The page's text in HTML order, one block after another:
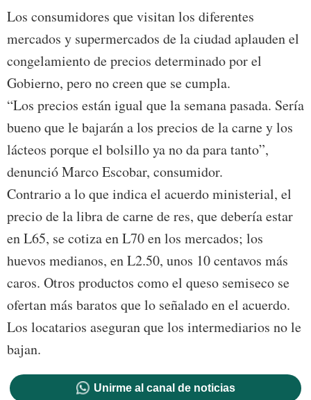
Los consumidores que visitan los diferentes
mercados y supermercados de la ciudad aplauden el
congelamiento de precios determinado por el
Gobierno, pero no creen que se cumpla.
“Los precios están igual que la semana pasada. Sería
bueno que le bajarán a los precios de la carne y los
lácteos porque el bolsillo ya no da para tanto”,
denunció Marco Escobar, consumidor.
Contrario a lo que indica el acuerdo ministerial, el
precio de la libra de carne de res, que debería estar
en L65, se cotiza en L70 en los mercados; los
huevos medianos, en L2.50, unos 10 centavos más
caros. Otros productos como el queso semiseco se
ofertan más baratos que lo señalado en el acuerdo.
Los locatarios aseguran que los intermediarios no le
bajan.
Unirme al canal de noticias